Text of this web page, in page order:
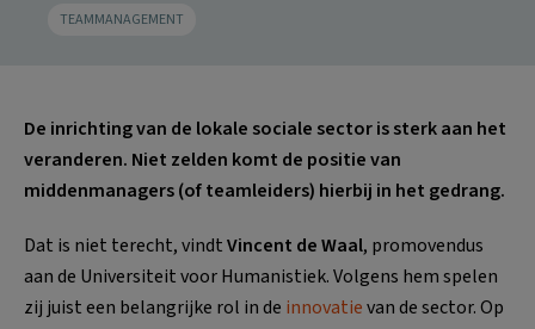
TEAMMANAGEMENT
De inrichting van de lokale sociale sector is sterk aan het
veranderen. Niet zelden komt de positie van
middenmanagers (of teamleiders) hierbij in het gedrang.
Dat is niet terecht, vindtVincent de Waal, promovendus
aan de Universiteit voor Humanistiek. Volgens hem spelen
zij juist een belangrijke rol in de innovatievan de sector. Op